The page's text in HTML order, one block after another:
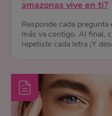
amazonas vive en ti?
Responde cada
más va contigo. Al final,
repetiste cada letra ¡Y